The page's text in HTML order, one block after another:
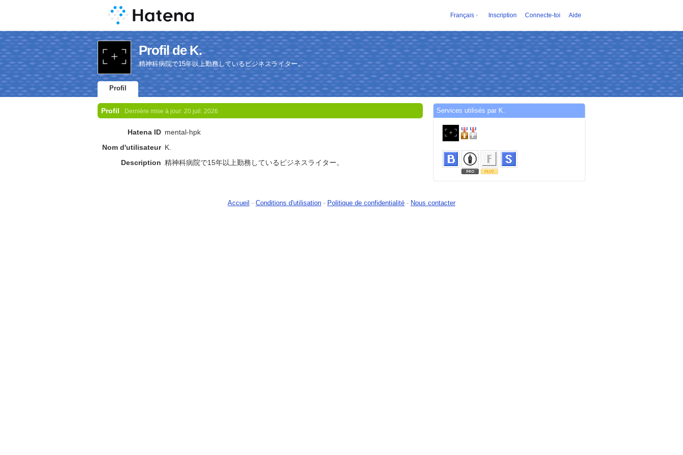
Français Inscription Connecte-toi Aide
Profil de K.
精神科病院で15年以上勤務しているビジネスライター。
Profil
Profil Dernière mise à jour: 20 juil. 2026
Hatena ID mental-hpk
Nom d'utilisateur K.
Description 精神科病院で15年以上勤務しているビジネスライター。
Services utilisés par K.
Accueil - Conditions d'utilisation - Politique de confidentialité - Nous contacter